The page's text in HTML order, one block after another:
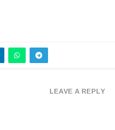
LEAVE A REPLY